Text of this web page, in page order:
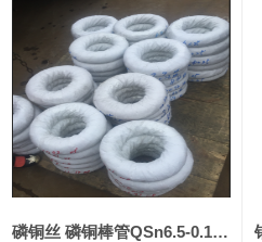
89,000—95,000
2#锑 85,000—91,000
1#镁 17,000—18,000
1#电解锰 18,900—19,100
1#电解锰(99.7%袋装) 磷铜丝 磷铜棒管QSn6.5-0.1 7-0.2 8-0.3